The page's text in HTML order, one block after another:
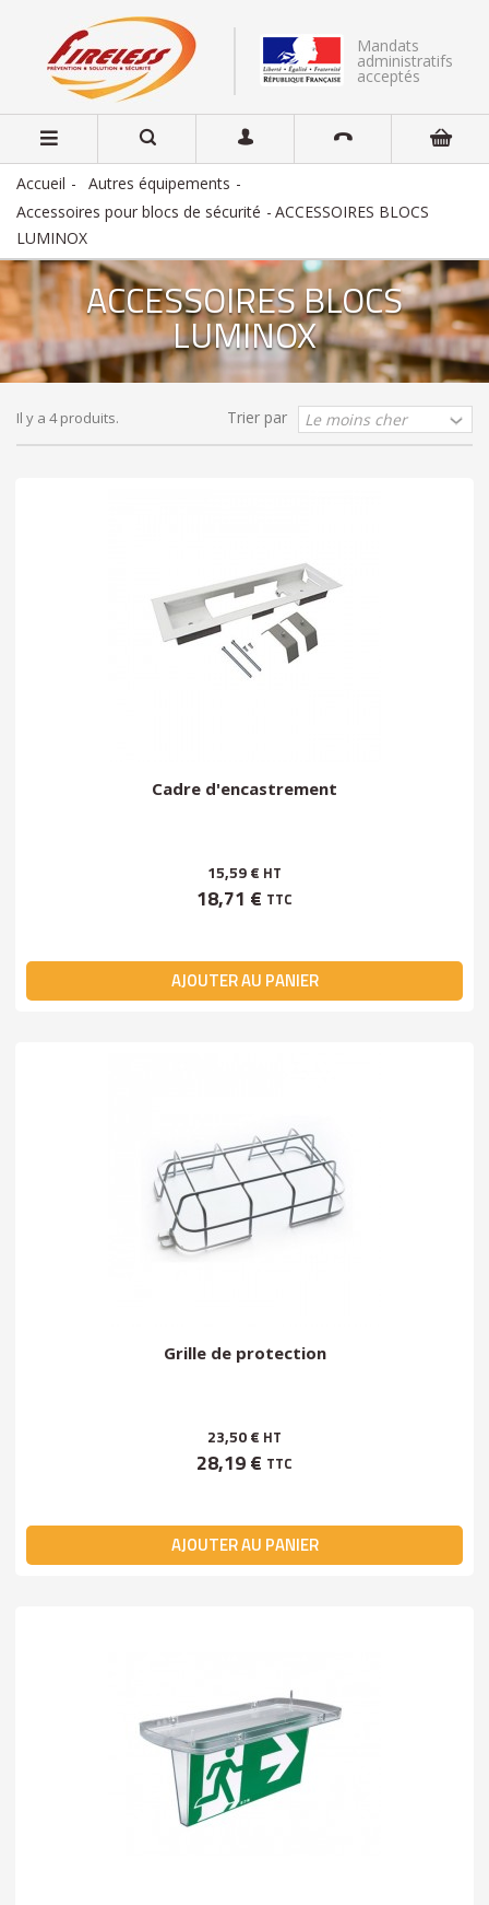
Mandats
administratifs
acceptés
Accueil
Autres équipements
Accessoires pour blocs de sécurité
ACCESSOIRES BLOCS
LUMINOX
ACCESSOIRES BLOCS
LUMINOX
Il y a 4 produits. Trier par
Cadre d'encastrement
15,59 € HT
18,71 € TTC
AJOUTER AU PANIER
Grille de protection
23,50 € HT
28,19 € TTC
AJOUTER AU PANIER